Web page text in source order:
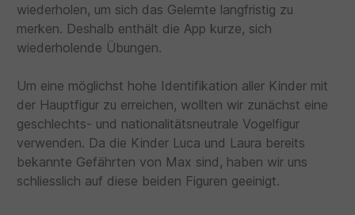
wiederholen, um sich das Gelernte langfristig zu
merken. Deshalb enthält die App kurze, sich
wiederholende Übungen.
Um eine möglichst hohe Identifikation aller Kinder mit
der Hauptfigur zu erreichen, wollten wir zunächst eine
geschlechts- und nationalitätsneutrale Vogelfigur
verwenden. Da die Kinder Luca und Laura bereits
bekannte Gefährten von Max sind, haben wir uns
schliesslich auf diese beiden Figuren geeinigt.